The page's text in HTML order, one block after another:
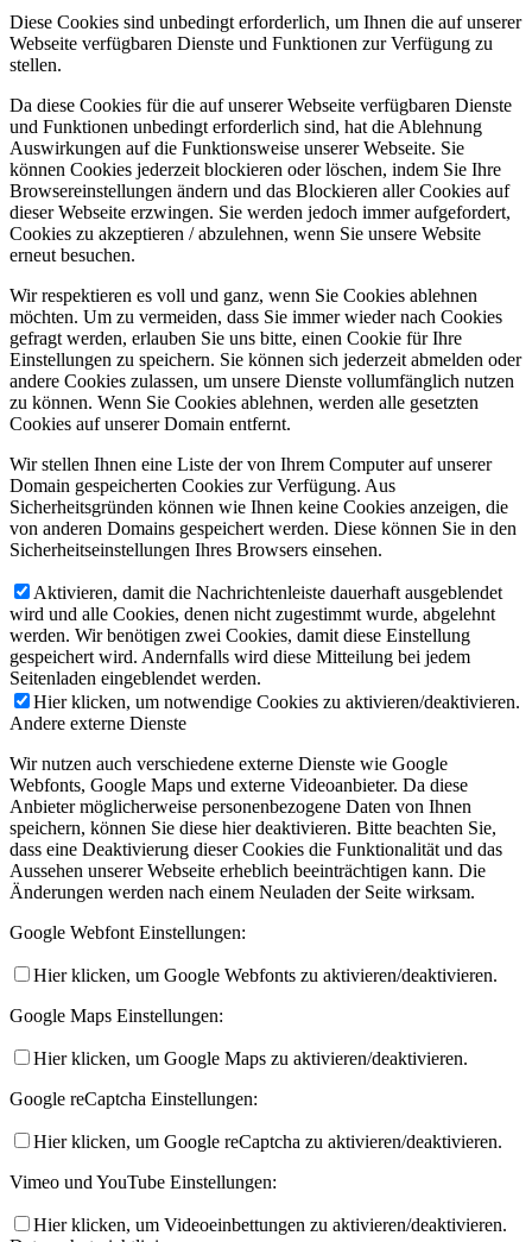
Diese Cookies sind unbedingt erforderlich, um Ihnen die auf unserer
Webseite verfügbaren Dienste und Funktionen zur Verfügung zu
stellen.
Da diese Cookies für die auf unserer Webseite verfügbaren Dienste
und Funktionen unbedingt erforderlich sind, hat die Ablehnung
Auswirkungen auf die Funktionsweise unserer Webseite. Sie
können Cookies jederzeit blockieren oder löschen, indem Sie Ihre
Browsereinstellungen ändern und das Blockieren aller Cookies auf
dieser Webseite erzwingen. Sie werden jedoch immer aufgefordert,
Cookies zu akzeptieren / abzulehnen, wenn Sie unsere Website
erneut besuchen.
Wir respektieren es voll und ganz, wenn Sie Cookies ablehnen
möchten. Um zu vermeiden, dass Sie immer wieder nach Cookies
gefragt werden, erlauben Sie uns bitte, einen Cookie für Ihre
Einstellungen zu speichern. Sie können sich jederzeit abmelden oder
andere Cookies zulassen, um unsere Dienste vollumfänglich nutzen
zu können. Wenn Sie Cookies ablehnen, werden alle gesetzten
Cookies auf unserer Domain entfernt.
Wir stellen Ihnen eine Liste der von Ihrem Computer auf unserer
Domain gespeicherten Cookies zur Verfügung. Aus
Sicherheitsgründen können wie Ihnen keine Cookies anzeigen, die
von anderen Domains gespeichert werden. Diese können Sie in den
Sicherheitseinstellungen Ihres Browsers einsehen.
Aktivieren, damit die Nachrichtenleiste dauerhaft ausgeblendet
wird und alle Cookies, denen nicht zugestimmt wurde, abgelehnt
werden. Wir benötigen zwei Cookies, damit diese Einstellung
gespeichert wird. Andernfalls wird diese Mitteilung bei jedem
Seitenladen eingeblendet werden.
Hier klicken, um notwendige Cookies zu aktivieren/deaktivieren.
Andere externe Dienste
Wir nutzen auch verschiedene externe Dienste wie Google
Webfonts, Google Maps und externe Videoanbieter. Da diese
Anbieter möglicherweise personenbezogene Daten von Ihnen
speichern, können Sie diese hier deaktivieren. Bitte beachten Sie,
dass eine Deaktivierung dieser Cookies die Funktionalität und das
Aussehen unserer Webseite erheblich beeinträchtigen kann. Die
Änderungen werden nach einem Neuladen der Seite wirksam.
Google Webfont Einstellungen:
Hier klicken, um Google Webfonts zu aktivieren/deaktivieren.
Google Maps Einstellungen:
Hier klicken, um Google Maps zu aktivieren/deaktivieren.
Google reCaptcha Einstellungen:
Hier klicken, um Google reCaptcha zu aktivieren/deaktivieren.
Vimeo und YouTube Einstellungen:
Hier klicken, um Videoeinbettungen zu aktivieren/deaktivieren.